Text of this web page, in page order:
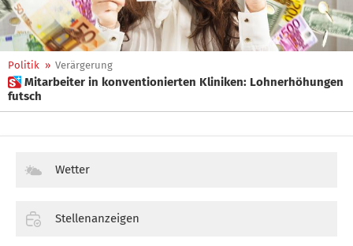
Politik » Verärgerung
 Mitarbeiter in konventionierten Kliniken: Lohnerhöhungen
futsch
Wetter
Stellenanzeigen